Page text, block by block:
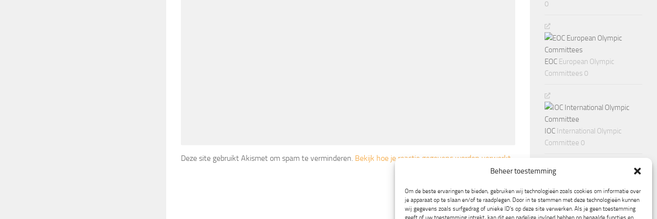
Beheer toestemming
Om de beste ervaringen te bieden, gebruiken wij technologieën zoals cookies om informatie over
je apparaat op te slaan en/of te raadplegen. Door in te stemmen met deze technologieën kunnen
wij gegevens zoals surfgedrag of unieke ID's op deze site verwerken. Als je geen toestemming
geeft of uw toestemming intrekt, kan dit een nadelige invloed hebben op bepaalde functies en
Deze site gebruikt Akismet om spam te verminderen. Bekijk hoe je reactie gegevens worden verwerkt
0
EOC European Olympic
Committees 0
IOC International Olympic
Committee 0